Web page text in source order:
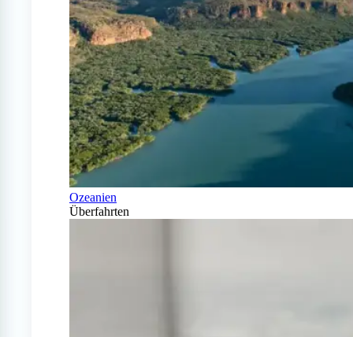
Ozeanien
Überfahrten